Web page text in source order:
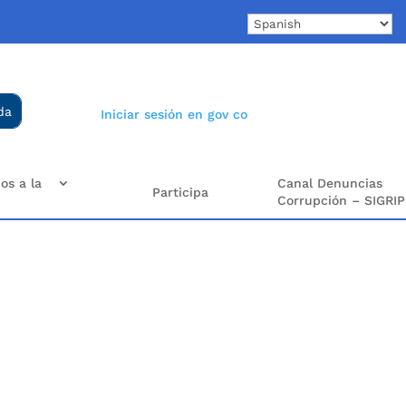
Iniciar sesión en gov co
a la
Participa
Canal Denuncias
Corrupción – SIGRIP